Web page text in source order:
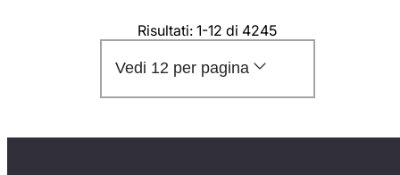
Risultati: 1-12 di 4245
Vedi 12 per pagina